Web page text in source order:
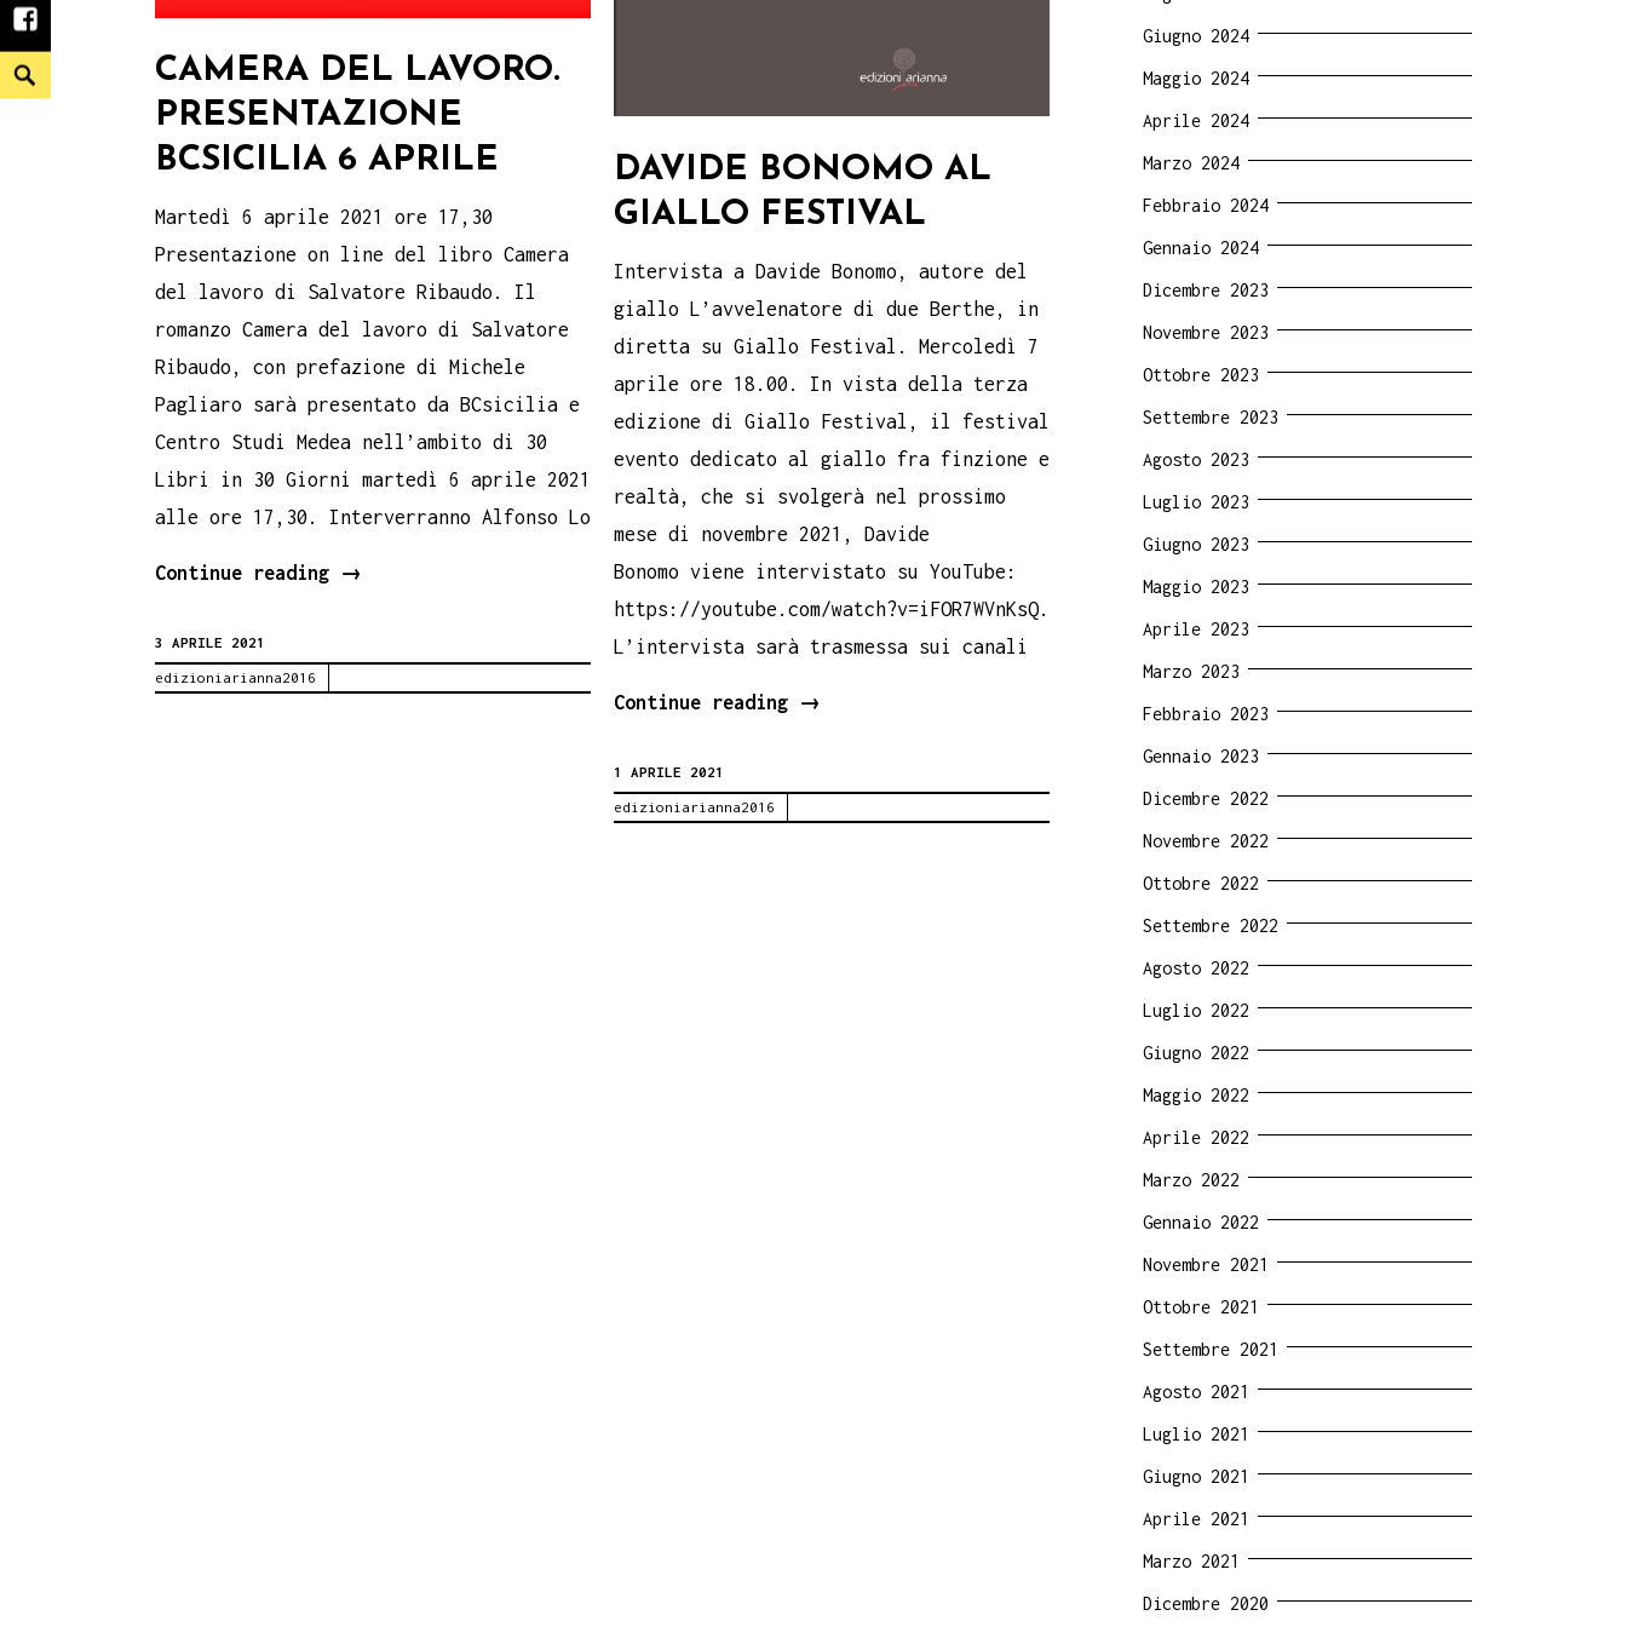
facebook
Search
CAMERA DEL LAVORO.
PRESENTAZIONE
BCSICILIA 6 APRILE
Martedì 6 aprile 2021 ore 17,30
Presentazione on line del libro Camera
del lavoro di Salvatore Ribaudo. Il
romanzo Camera del lavoro di Salvatore
Ribaudo, con prefazione di Michele
Pagliaro sarà presentato da BCsicilia e
Centro Studi Medea nell’ambito di 30
Libri in 30 Giorni martedì 6 aprile 2021
alle ore 17,30. Interverranno Alfonso Lo
Continue reading
Camera
→
3 APRILE 2021
edizioniarianna2016
DAVIDE BONOMO AL
GIALLO FESTIVAL
Intervista a Davide Bonomo, autore del
giallo L’avvelenatore di due Berthe, in
diretta su Giallo Festival. Mercoledì 7
aprile ore 18.00. In vista della terza
edizione di Giallo Festival, il festival
evento dedicato al giallo fra finzione e
realtà, che si svolgerà nel prossimo
mese di novembre 2021, Davide
Bonomo viene intervistato su YouTube:
https://youtube.com/watch?v=iFOR7WVnKsQ.
L’intervista sarà trasmessa sui canali
Continue reading
Davide
→
1 APRILE 2021
edizioniarianna2016
Giugno 2024
Maggio 2024
Aprile 2024
Marzo 2024
Febbraio 2024
Gennaio 2024
Dicembre 2023
Novembre 2023
Ottobre 2023
Settembre 2023
Agosto 2023
Luglio 2023
Giugno 2023
Maggio 2023
Aprile 2023
Marzo 2023
Febbraio 2023
Gennaio 2023
Dicembre 2022
Novembre 2022
Ottobre 2022
Settembre 2022
Agosto 2022
Luglio 2022
Giugno 2022
Maggio 2022
Aprile 2022
Marzo 2022
Gennaio 2022
Novembre 2021
Ottobre 2021
Settembre 2021
Agosto 2021
Luglio 2021
Giugno 2021
Aprile 2021
Marzo 2021
Dicembre 2020